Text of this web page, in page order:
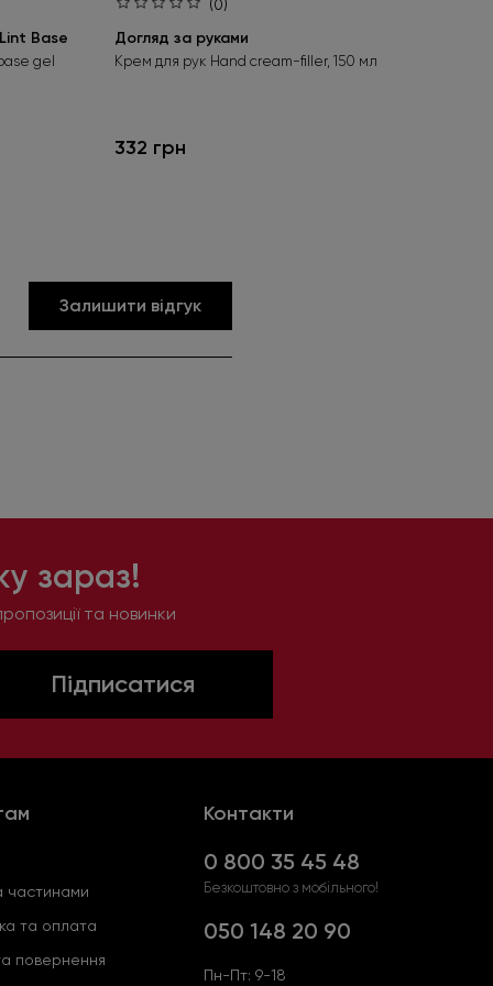
Base
gel
(0)
Догляд за руками
Крем для рук Hand cream-filler, 150 мл
332 грн
Залишити відгук
зараз!
та новинки
Підписатися
частинами
та оплата
повернення
Контакти
0 800 35 45 48
Безкоштовно з мобільного!
050 148 20 90
Пн-Пт: 9-18